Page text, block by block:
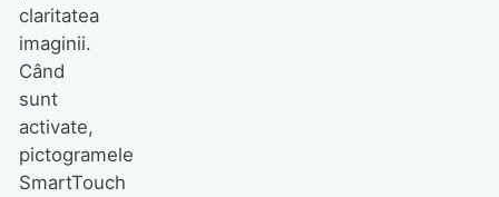
claritatea
imaginii.
Când
sunt
activate,
pictogramele
SmartTouch